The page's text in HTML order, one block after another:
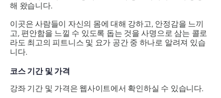
해 왔습니다.
이곳은 사람들이 자신의 몸에 대해 강하고, 안정감을 느끼
고, 편안함을 느낄 수 있도록 돕는 것을 사명으로 삼는 콜로
라도 최고의 피트니스 및 요가 공간 중 하나로 알려져 있습
니다.
코스 기간 및 가격
강좌 기간 및 가격은 웹사이트에서 확인하실 수 있습니다.